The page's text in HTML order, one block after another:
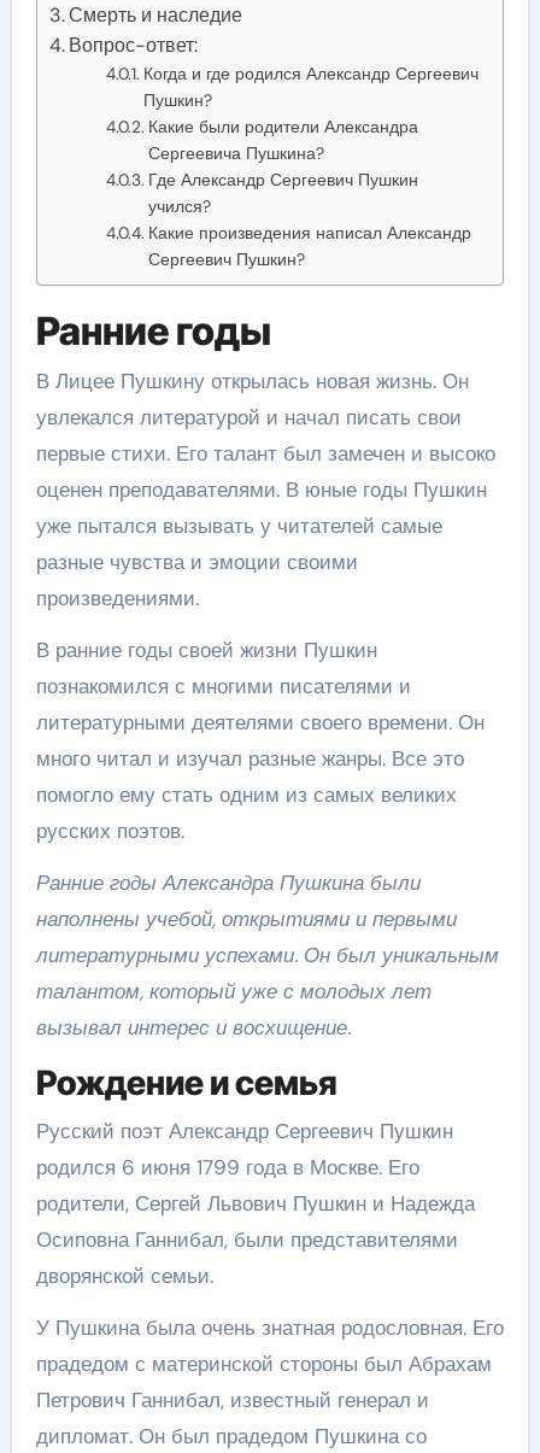
Смерть и наследие
Вопрос-ответ:
Когда и где родился Александр Сергеевич
Пушкин?
Какие были родители Александра
Сергеевича Пушкина?
Где Александр Сергеевич Пушкин
учился?
Какие произведения написал Александр
Сергеевич Пушкин?
Ранние годы
В Лицее Пушкину открылась новая жизнь. Он
увлекался литературой и начал писать свои
первые стихи. Его талант был замечен и высоко
оценен преподавателями. В юные годы Пушкин
уже пытался вызывать у читателей самые
разные чувства и эмоции своими
произведениями.
В ранние годы своей жизни Пушкин
познакомился с многими писателями и
литературными деятелями своего времени. Он
много читал и изучал разные жанры. Все это
помогло ему стать одним из самых великих
русских поэтов.
Ранние годы Александра Пушкина были
наполнены учебой, открытиями и первыми
литературными успехами. Он был уникальным
талантом, который уже с молодых лет
вызывал интерес и восхищение.
Рождение и семья
Русский поэт Александр Сергеевич Пушкин
родился 6 июня 1799 года в Москве. Его
родители, Сергей Львович Пушкин и Надежда
Осиповна Ганнибал, были представителями
дворянской семьи.
У Пушкина была очень знатная родословная. Его
прадедом с материнской стороны был Абрахам
Петрович Ганнибал, известный генерал и
дипломат. Он был прадедом Пушкина со